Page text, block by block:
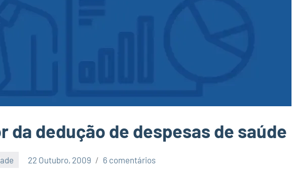
da dedução de despesas de saúde
22 Outubro, 2009 6 comentários